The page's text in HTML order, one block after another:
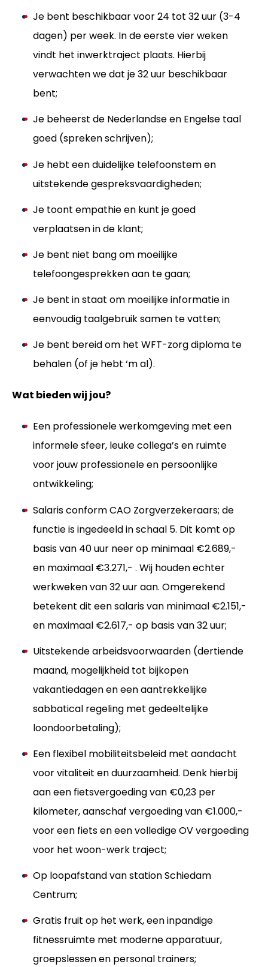
Je bent beschikbaar voor 24 tot 32 uur (3-4
dagen) per week. In de eerste vier weken
vindt het inwerktraject plaats. Hierbij
verwachten we dat je 32 uur beschikbaar
bent;
Je beheerst de Nederlandse en Engelse taal
goed (spreken schrijven);
Je hebt een duidelijke telefoonstem en
uitstekende gespreksvaardigheden;
Je toont empathie en kunt je goed
verplaatsen in de klant;
Je bent niet bang om moeilijke
telefoongesprekken aan te gaan;
Je bent in staat om moeilijke informatie in
eenvoudig taalgebruik samen te vatten;
Je bent bereid om het WFT-zorg diploma te
behalen (of je hebt ‘m al).
Wat bieden wij jou?
Een professionele werkomgeving met een
informele sfeer, leuke collega’s en ruimte
voor jouw professionele en persoonlijke
ontwikkeling;
Salaris conform CAO Zorgverzekeraars; de
functie is ingedeeld in schaal 5. Dit komt op
basis van 40 uur neer op minimaal €2.689,-
en maximaal €3.271,- . Wij houden echter
werkweken van 32 uur aan. Omgerekend
betekent dit een salaris van minimaal €2.151,-
en maximaal €2.617,- op basis van 32 uur;
Uitstekende arbeidsvoorwaarden (dertiende
maand, mogelijkheid tot bijkopen
vakantiedagen en een aantrekkelijke
sabbatical regeling met gedeeltelijke
loondoorbetaling);
Een flexibel mobiliteitsbeleid met aandacht
voor vitaliteit en duurzaamheid. Denk hierbij
aan een fietsvergoeding van €0,23 per
kilometer, aanschaf vergoeding van €1.000,-
voor een fiets en een volledige OV vergoeding
voor het woon-werk traject;
Op loopafstand van station Schiedam
Centrum;
Gratis fruit op het werk, een inpandige
fitnessruimte met moderne apparatuur,
groepslessen en personal trainers;